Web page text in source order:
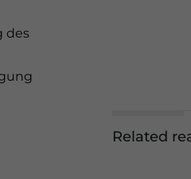
des
Related